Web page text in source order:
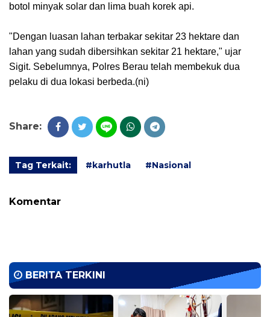
botol minyak solar dan lima buah korek api.
"Dengan luasan lahan terbakar sekitar 23 hektare dan
lahan yang sudah dibersihkan sekitar 21 hektare," ujar
Sigit. Sebelumnya, Polres Berau telah membekuk dua
pelaku di dua lokasi berbeda.(ni)
Share:
Tag Terkait: #karhutla #Nasional
Komentar
BERITA TERKINI